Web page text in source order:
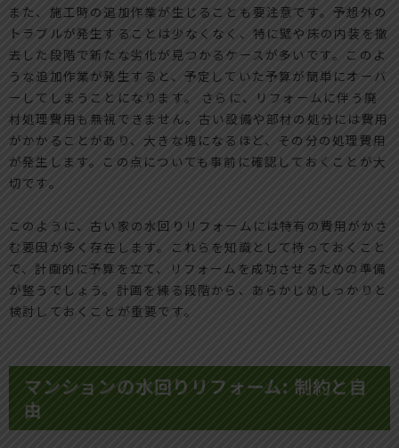
また、施工時の追加作業が生じることも要注意です。予想外の
トラブルが発生することは少なくなく、特に壁や床の内装を撤
去した段階で新たな劣化が見つかるケースが多いです。このよ
うな追加作業が発生すると、予定していた予算が簡単にオーバ
ーしてしまうことになります。 さらに、リフォームに伴う廃
材処理費用も無視できません。古い設備や部材の処分には費用
がかかることがあり、大きな塊になるほど、その分の処理費用
が発生します。この点についても事前に確認しておくことが大
切です。
このように、古い家の水回りリフォームには特有の費用がかさ
む要因が多く存在します。これらを知識として持っておくこと
で、計画的に予算を立て、リフォームを成功させるための準備
が整うでしょう。計画を練る段階から、あらかじめしっかりと
検討しておくことが重要です。
マンションの水回りリフォーム: 制約と自
由